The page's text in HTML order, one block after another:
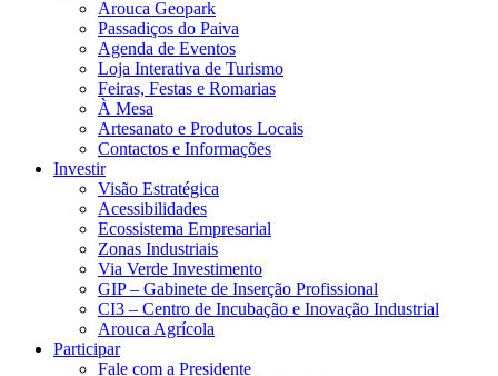
Arouca Geopark
Passadiços do Paiva
Agenda de Eventos
Loja Interativa de Turismo
Feiras, Festas e Romarias
À Mesa
Artesanato e Produtos Locais
Contactos e Informações
Investir
Visão Estratégica
Acessibilidades
Ecossistema Empresarial
Zonas Industriais
Via Verde Investimento
GIP – Gabinete de Inserção Profissional
CI3 – Centro de Incubação e Inovação Industrial
Arouca Agrícola
Participar
Fale com a Presidente